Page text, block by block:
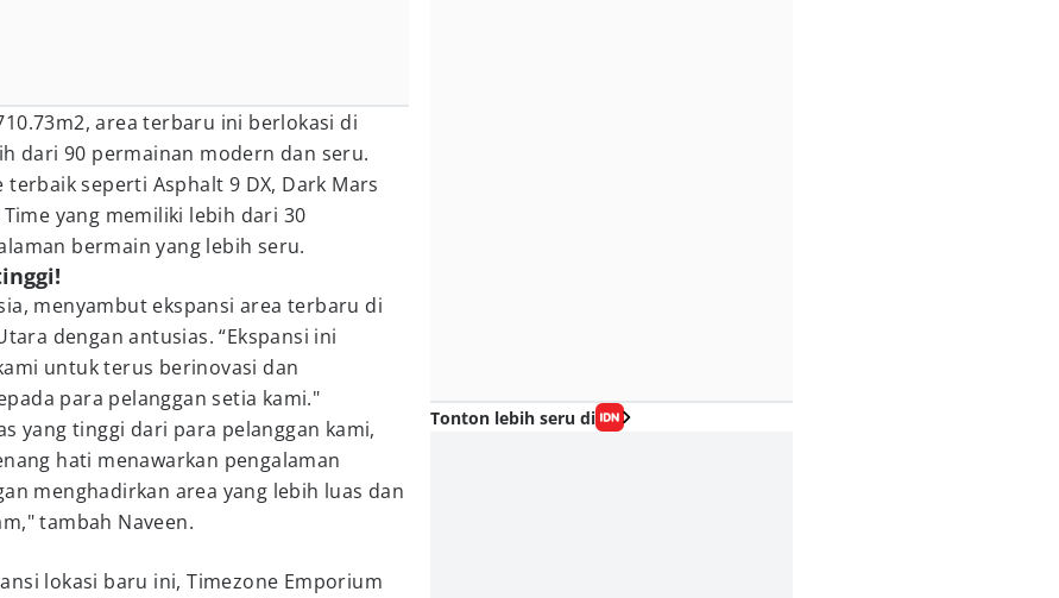
area terbaru ini berlokasi di
dari 90 permainan modern dan seru.
seperti Asphalt 9 DX, Dark Mars
yang memiliki lebih dari 30
bermain yang lebih seru.
menyambut ekspansi area terbaru di
dengan antusias. “Ekspansi ini
untuk terus berinovasi dan
para pelanggan setia kami."
yang tinggi dari para pelanggan kami,
hati menawarkan pengalaman
menghadirkan area yang lebih luas dan
tambah Naveen.
lokasi baru ini, Timezone Emporium
Tonton lebih seru di